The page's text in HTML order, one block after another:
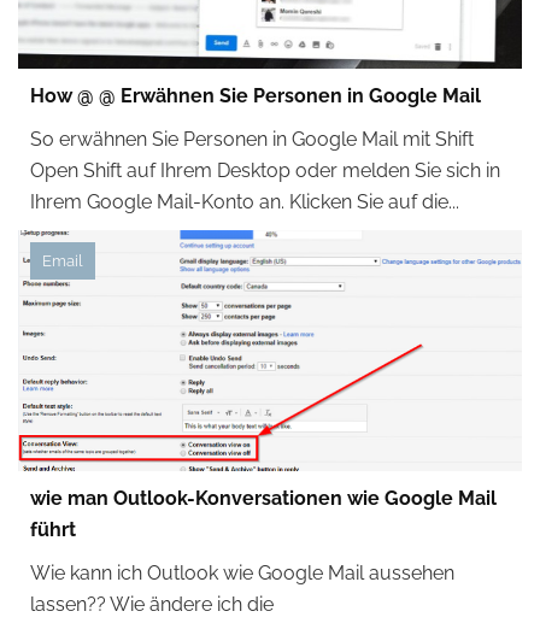
How @ @ Erwähnen Sie Personen in Google Mail
So erwähnen Sie Personen in Google Mail mit Shift
Open Shift auf Ihrem Desktop oder melden Sie sich in
Ihrem Google Mail-Konto an. Klicken Sie auf die...
Email
wie man Outlook-Konversationen wie Google Mail
führt
Wie kann ich Outlook wie Google Mail aussehen
lassen?? Wie ändere ich die